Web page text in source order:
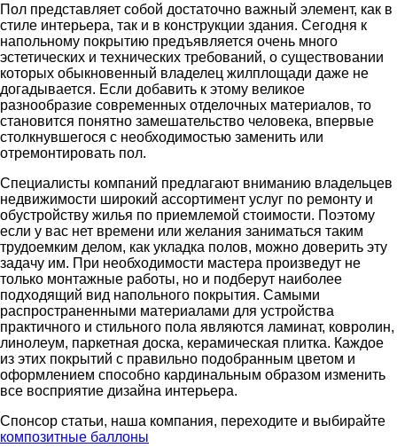
Пол представляет собой достаточно важный элемент, как в
стиле интерьера, так и в конструкции здания. Сегодня к
напольному покрытию предъявляется очень много
эстетических и технических требований, о существовании
которых обыкновенный владелец жилплощади даже не
догадывается. Если добавить к этому великое
разнообразие современных отделочных материалов, то
становится понятно замешательство человека, впервые
столкнувшегося с необходимостью заменить или
отремонтировать пол.
Специалисты компаний предлагают вниманию владельцев
недвижимости широкий ассортимент услуг по ремонту и
обустройству жилья по приемлемой стоимости. Поэтому
если у вас нет времени или желания заниматься таким
трудоемким делом, как укладка полов, можно доверить эту
задачу им. При необходимости мастера произведут не
только монтажные работы, но и подберут наиболее
подходящий вид напольного покрытия. Самыми
распространенными материалами для устройства
практичного и стильного пола являются ламинат, ковролин,
линолеум, паркетная доска, керамическая плитка. Каждое
из этих покрытий с правильно подобранным цветом и
оформлением способно кардинальным образом изменить
все восприятие дизайна интерьера.
Спонсор статьи, наша компания, переходите и выбирайте
композитные баллоны